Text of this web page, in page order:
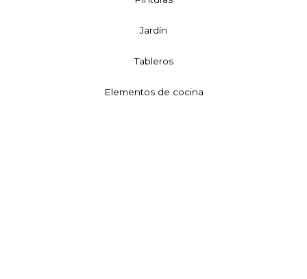
Jardín
Tableros
Elementos de cocina